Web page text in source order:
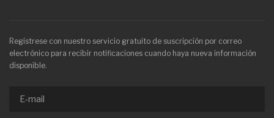
Regístrese con nuestro servicio gratuito de suscripción por correo
electrónico para recibir notificaciones cuando haya nueva información
disponible.